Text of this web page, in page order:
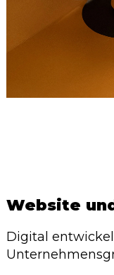
Website
Digital